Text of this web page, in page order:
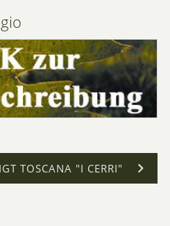
TOSCANA "I CERRI"